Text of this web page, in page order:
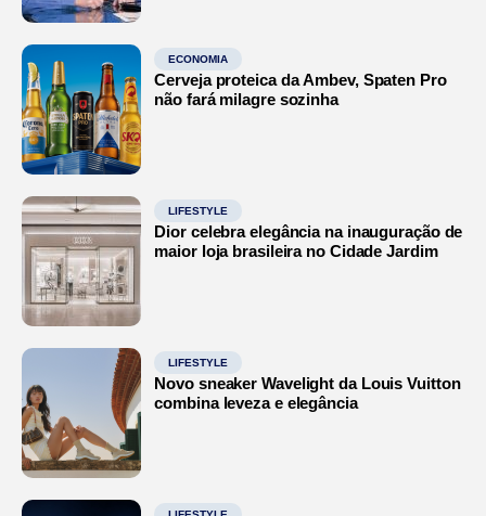
ECONOMIA
Cerveja proteica da Ambev, Spaten Pro
não fará milagre sozinha
LIFESTYLE
Dior celebra elegância na inauguração de
maior loja brasileira no Cidade Jardim
LIFESTYLE
Novo sneaker Wavelight da Louis Vuitton
combina leveza e elegância